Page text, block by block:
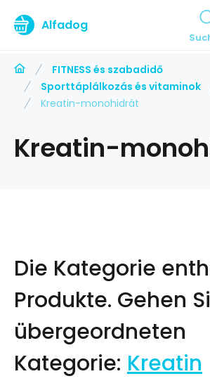
Alfadog
FITNESS és szabadidő
Sporttáplálkozás és vitaminok
Kreatin-monohidrát
Kreatin-
Die Kategorie
Produkte. Gehen
übergeordneten
Kategorie: Kreatin